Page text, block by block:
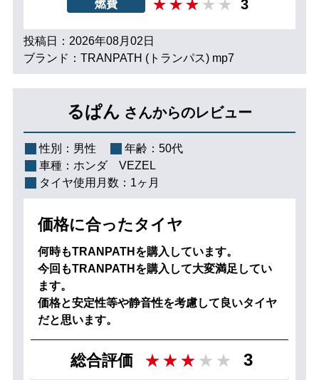
燃費 3
投稿日：2026年08月02日
ブランド：TRANPATH (トランパス) mp7
るぱん さんからのレビュー
性別： 男性 年齢： 50代
車種： ホンダ VEZEL
タイヤ使用月数： 1ヶ月
価格に合ったタイヤ
何時もTRANPATHを購入しています。
今回もTRANPATHを購入して大変満足してい
ます。
価格と安定性等や静音性を考慮して良いタイヤ
だと思います。
総合評価 3